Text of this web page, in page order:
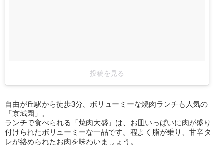
投稿を見る
自由が丘駅から徒歩3分、ボリューミーな焼肉ランチも人気の
「京城園」。
ランチで食べられる「焼肉大盛」は、お皿いっぱいに肉が盛り
付けられたボリューミーな一品です。程よく脂が乗り、甘辛タ
レが絡められたお肉を味わいましょう。